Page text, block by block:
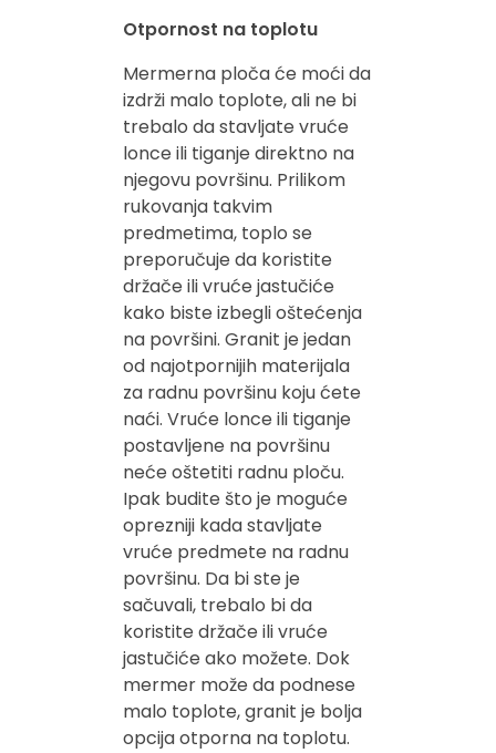
Otpornost na toplotu
Mermerna ploča će moći da
izdrži malo toplote, ali ne bi
trebalo da stavljate vruće
lonce ili tiganje direktno na
njegovu površinu. Prilikom
rukovanja takvim
predmetima, toplo se
preporučuje da koristite
držače ili vruće jastučiće
kako biste izbegli oštećenja
na površini. Granit je jedan
od najotpornijih materijala
za radnu površinu koju ćete
naći. Vruće lonce ili tiganje
postavljene na površinu
neće oštetiti radnu ploču.
Ipak budite što je moguće
oprezniji kada stavljate
vruće predmete na radnu
površinu. Da bi ste je
sačuvali, trebalo bi da
koristite držače ili vruće
jastučiće ako možete. Dok
mermer može da podnese
malo toplote, granit je bolja
opcija otporna na toplotu.